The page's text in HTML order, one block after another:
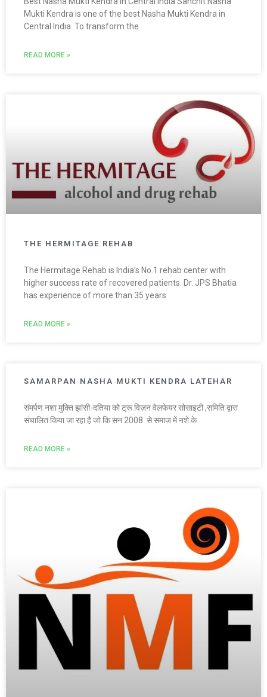
Mukti Kendra is one of the best Nasha Mukti Kendra in
Central India. To transform the
READ MORE »
THE HERMITAGE REHAB
The Hermitage Rehab is India’s No.1 rehab center with
higher success rate of recovered patients. Dr. JPS Bhatia
has experience of more than 35 years
READ MORE »
SAMARPAN NASHA MUKTI KENDRA LATEHAR
संमर्पण नशा मुक्ति झांसी-दतिया को ट्रू विज़न वेलफेयर सोसाइटी ,समिति द्वारा
संचालित किया जा रहा है जो कि सन 2008 से समाज में नशे के
READ MORE »